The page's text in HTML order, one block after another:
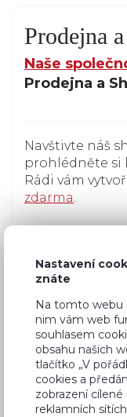
Prodejna
Naše
Prodejna a
Navštivte náš
prohlédněte si
Rádi vám
zdarma.
dnech od 8:00
zkrácenou
sobotu rádi
(+420) 602
Máte to k
To vůbec
Nastavení
znáte
Na tomto webu
nim vám web
souhlasem
obsahu našich
tlačítko „V
cookies a
zobrazení
reklamních